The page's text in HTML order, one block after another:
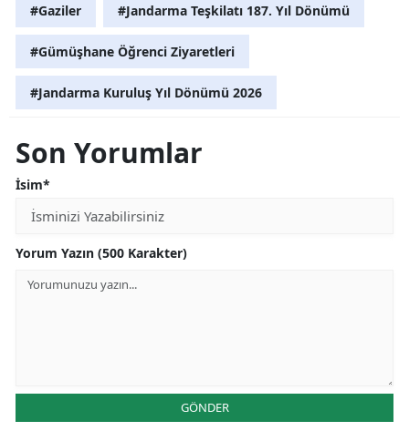
#Gaziler #Jandarma Teşkilatı 187. Yıl Dönümü
#Gümüşhane Öğrenci Ziyaretleri
#Jandarma Kuruluş Yıl Dönümü 2026
Son Yorumlar
İsim*
Yorum Yazın (500 Karakter)
GÖNDER